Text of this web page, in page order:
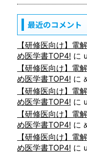
最近のコメント
【研修医向け】電
め医学書TOP4! に u
【研修医向け】電
め医学書TOP4! に
【研修医向け】電
め医学書TOP4! に u
【研修医向け】電
め医学書TOP4! に
【研修医向け】電
め医学書TOP4! に u